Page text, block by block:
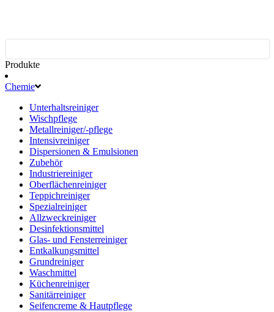
Produkte
Chemie
Unterhaltsreiniger
Wischpflege
Metallreiniger/-pflege
Intensivreiniger
Dispersionen & Emulsionen
Zubehör
Industriereiniger
Oberflächenreiniger
Teppichreiniger
Spezialreiniger
Allzweckreiniger
Desinfektionsmittel
Glas- und Fensterreiniger
Entkalkungsmittel
Grundreiniger
Waschmittel
Küchenreiniger
Sanitärreiniger
Seifencreme & Hautpflege